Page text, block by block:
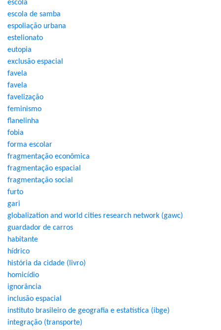
escola
escola de samba
espoliação urbana
estelionato
eutopia
exclusão espacial
favela
favela
favelização
feminismo
flanelinha
fobia
forma escolar
fragmentação econômica
fragmentação espacial
fragmentação social
furto
gari
globalization and world cities research network (gawc)
guardador de carros
habitante
hídrico
história da cidade (livro)
homicídio
ignorância
inclusão espacial
instituto brasileiro de geografia e estatística (ibge)
integração (transporte)